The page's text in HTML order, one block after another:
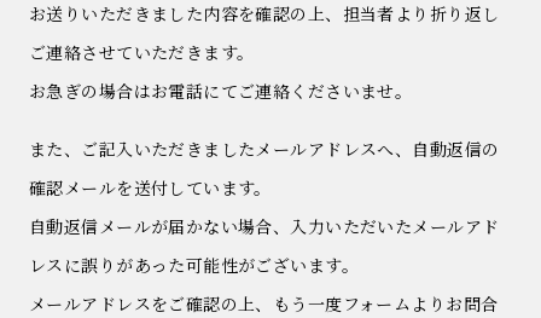
お送りいただきました内容を確認の上、担当者より折り返し
ご連絡させていただきます。
お急ぎの場合はお電話にてご連絡くださいませ。
また、ご記入いただきましたメールアドレスへ、自動返信の
確認メールを送付しています。
自動返信メールが届かない場合、入力いただいたメールアド
レスに誤りがあった可能性がございます。
メールアドレスをご確認の上、もう一度フォームよりお問合